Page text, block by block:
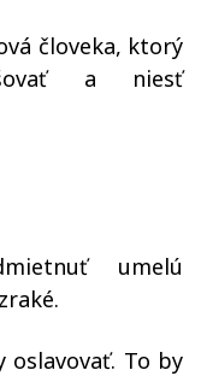
človeka, ktorý
a niesť
umelú
To by